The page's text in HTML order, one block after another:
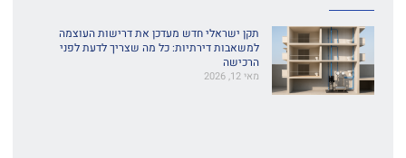
תקן ישראלי חדש מעדכן את דרישות העוצמה
למשאבות דירתיות: כל מה שצריך לדעת לפני
הרכישה
מאי 12, 2026